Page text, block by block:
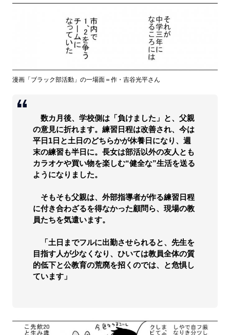
漫画「ブラック部活動」の一場面＝作・吉谷光平さん
数カ月後、学校側は「負けました」と、父親
の意見に折れます。練習日程は改善され、今は
平日1日と土日のどちらかが休養日になり、週
末の練習も半日に。長女は部活以外の友人とも
カラオケや買い物を楽しむ“健全な”生活を送る
ようになりました。
そもそも父親は、外部指導者が作る練習日程
に付き合わざるを得なかった顧問ら、現場の教
員たちを気遣います。
「土日までフルに出勤させられると、先生を
目指す人が少なくなり、ひいては教員全体の質
的低下と公教育の荒廃を招くのでは、と危惧し
ています」